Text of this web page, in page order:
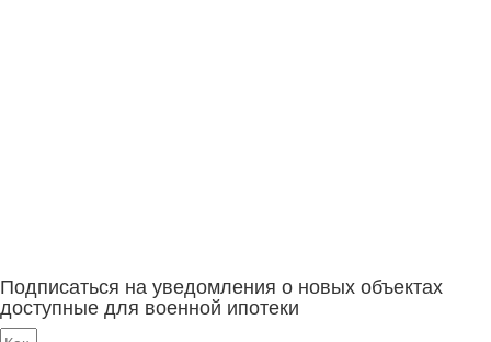
Подписаться на уведомления о новых объектах
доступные для военной ипотеки